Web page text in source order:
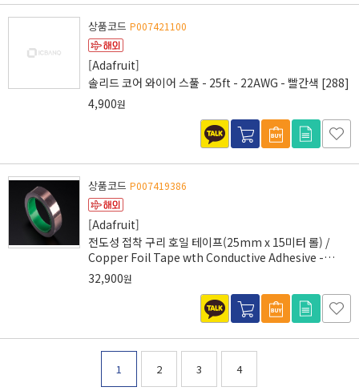
상품코드 P007421100
[Adafruit]
솔리드 코어 와이어 스풀 - 25ft - 22AWG - 빨간색 [288]
4,900원
상품코드 P007419386
[Adafruit]
전도성 접착 구리 호일 테이프(25mm x 15미터 롤) /
Copper Foil Tape wth Conductive Adhesive -
25mm x 15 meter roll [1127]
32,900원
1 2 3 4